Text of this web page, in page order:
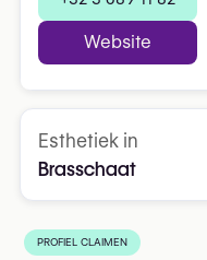
Website
Esthetiek in
Brasschaat
PROFIEL CLAIMEN